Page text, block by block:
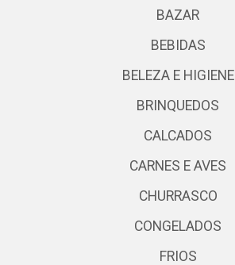
BAZAR
BEBIDAS
BELEZA E HIGIENE
BRINQUEDOS
CALCADOS
CARNES E AVES
CHURRASCO
CONGELADOS
FRIOS